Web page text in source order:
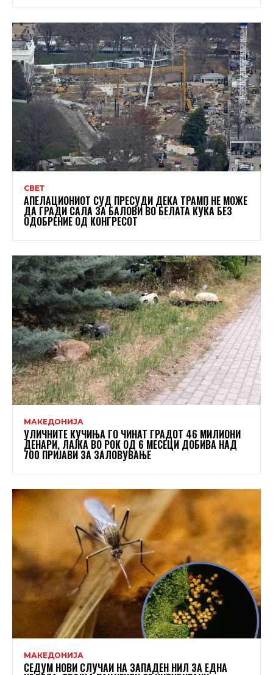
СВЕТ
АПЕЛАЦИОНИОТ СУД ПРЕСУДИ ДЕКА ТРАМП НЕ МОЖЕ
ДА ГРАДИ САЛА ЗА БАЛОВИ ВО БЕЛАТА КУЌА БЕЗ
ОДОБРЕНИЕ ОД КОНГРЕСОТ
МАКЕДОНИЈА
УЛИЧНИТЕ КУЧИЊА ГО ЧИНАТ ГРАДОТ 46 МИЛИОНИ
ДЕНАРИ, ЛАЈКА ВО РОК ОД 6 МЕСЕЦИ ДОБИВА НАД
700 ПРИЈАВИ ЗА ЗАЛОВУВАЊЕ
МАКЕДОНИЈА
СЕДУМ НОВИ СЛУЧАИ НА ЗАПАДЕН НИЛ ЗА ЕДНА